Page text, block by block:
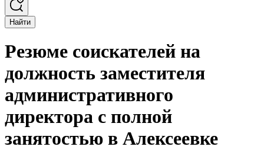
Найти
Резюме соискателей на
должность заместителя
административного
директора с полной
занятостью в Алексеевке